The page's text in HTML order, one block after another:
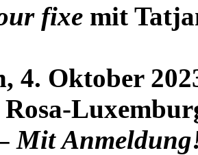
fixe mit
4. Oktober
Mit